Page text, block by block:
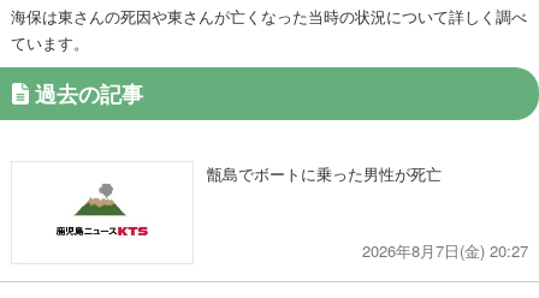
海保は東さんの死因や東さんが亡くなった当時の状況について詳しく調べ
ています。
過去の記事
甑島でボートに乗った男性が死亡
2026年8月7日(金) 20:27